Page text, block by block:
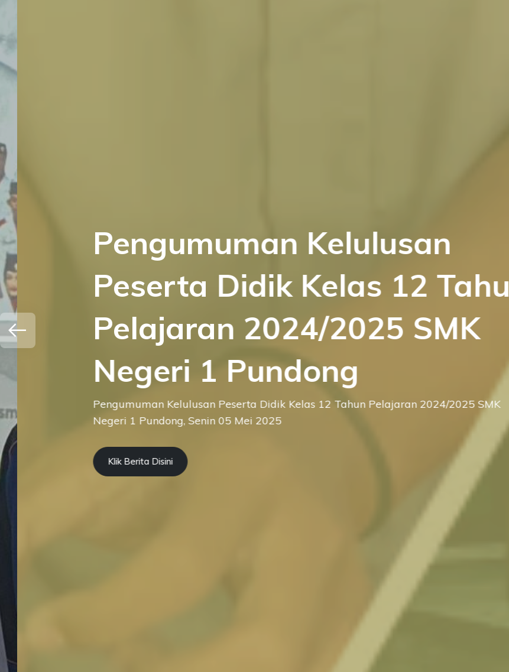
Pengumuman Kelulusan
Peserta Didik Kelas 12 Tahun
Pelajaran 2024/2025 SMK
Negeri 1 Pundong
Pengumuman Kelulusan Peserta Didik Kelas 12 Tahun Pelajaran 2024/2025 SMK
Negeri 1 Pundong, Senin 05 Mei 2025
Klik Berita Disini